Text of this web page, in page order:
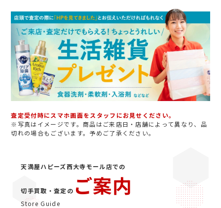
査定受付時にスマホ画面をスタッフにお見せください。
※写真はイメージです。商品はご来店日・店舗によって異なり、品
切れの場合もございます。予めご了承ください。
天満屋ハピーズ西大寺モール店での
切手買取・査定の ご案内
Store Guide